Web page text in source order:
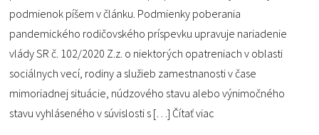
podmienok píšem v článku. Podmienky poberania
pandemického rodičovského príspevku upravuje nariadenie
vlády SR č. 102/2020 Z.z. o niektorých opatreniach v oblasti
sociálnych vecí, rodiny a služieb zamestnanosti v čase
mimoriadnej situácie, núdzového stavu alebo výnimočného
stavu vyhláseného v súvislosti s […]Čítať viac